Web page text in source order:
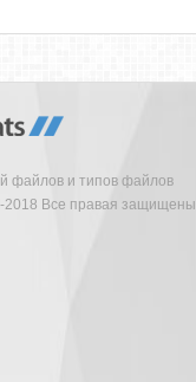
файлов и типов файлов
2018 Все правая защищены